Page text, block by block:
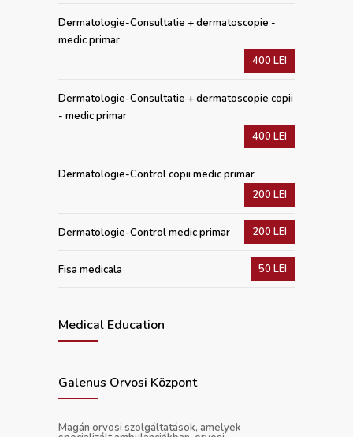
Dermatologie-Consultatie + dermatoscopie -
medic primar
400 LEI
Dermatologie-Consultatie + dermatoscopie copii
- medic primar
400 LEI
Dermatologie-Control copii medic primar
200 LEI
Dermatologie-Control medic primar 200 LEI
Fisa medicala 50 LEI
Medical Education
Galenus Orvosi Központ
Magán orvosi szolgáltatások, amelyek